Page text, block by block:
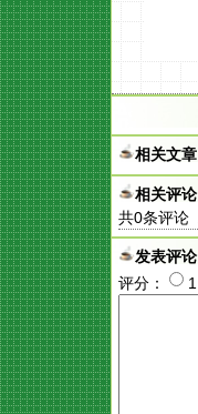
相关文章
相关评论
共0条评论
发表评论
评分：
1